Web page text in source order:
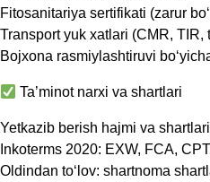
Fitosanitariya sertifikati (zarur
Transport yuk xatlari (CMR, TIR,
Bojxona rasmiylashtiruvi
Ta’minot narxi va shartlari
Yetkazib berish hajmi va
Inkoterms 2020: EXW, FCA,
Oldindan to‘lov: shartnoma